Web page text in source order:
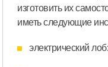
изготовить их
иметь следующие
электрический